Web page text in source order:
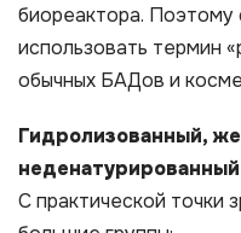
биореактора. Поэтому
использовать термин
обычных БАДов и
Гидролизованный,
С практической точки